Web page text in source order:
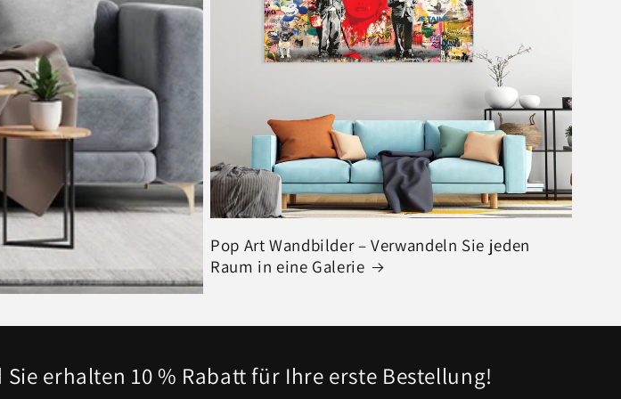
Pop Art Wandbilder – Verwandeln Sie jeden
Raum in eine Galerie
erhalten 10 % Rabatt für Ihre erste Bestellung!